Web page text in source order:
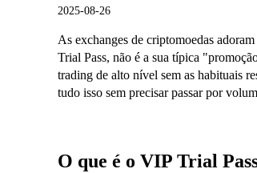
2025-08-26
As exchanges de criptomoedas
Trial Pass, não é a sua típica
trading de alto nível sem as habituais
tudo isso sem precisar passar por
O que é o VIP Trial